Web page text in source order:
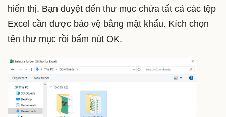
hiển thị. Bạn duyệt đến thư mục chứa tất cả các tệp
Excel cần được bảo vệ bằng mật khẩu. Kích chọn
tên thư mục rồi bấm nút OK.